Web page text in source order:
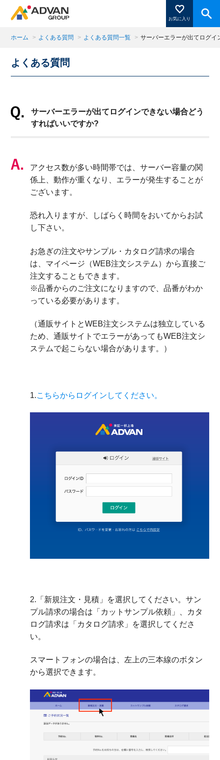
お気に入り
商品ページにある「お気に入り登録」を押すと登録した
商品がここに表示されます。
ホーム > よくある質問 > よくある質問一覧 > サーバーエラーが出てログ
よくある質問
サーバーエラーが出てログインできない場合どう
すればいいですか?
アクセス数が多い時間帯では、サーバー容量の関
係上、動作が重くなり、エラーが発生することが
ございます。
恐れ入りますが、しばらく時間をおいてからお試
し下さい。
お急ぎの注文やサンプル・カタログ請求の場合
は、マイページ（WEB注文システム）から直接ご
注文することもできます。
※品番からのご注文になりますので、品番がわか
っている必要があります。
（通販サイトとWEB注文システムは独立している
ため、通販サイトでエラーがあってもWEB注文シ
ステムで起こらない場合があります。）
1.こちらからログインしてください。
2.「新規注文・見積」を選択してください。サン
プル請求の場合は「カットサンプル依頼」、カタ
ログ請求は「カタログ請求」を選択してくださ
い。
スマートフォンの場合は、左上の三本線のボタン
から選択できます。